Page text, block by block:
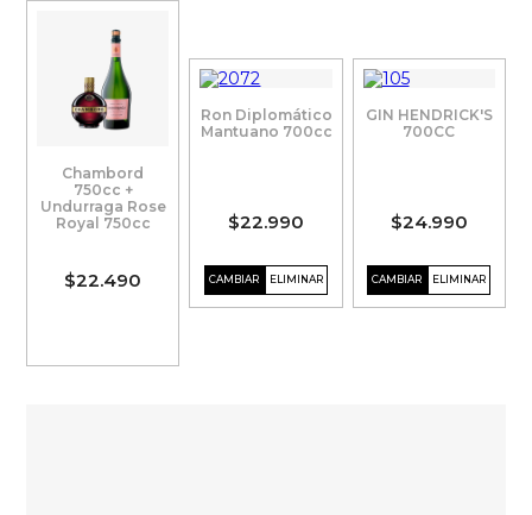
Chambord
750cc +
Undurraga Rose
Royal 750cc
$22.490
GIN HENDRICK'S
700CC
$24.990
Ron Diplomático
Mantuano 700cc
$22.990